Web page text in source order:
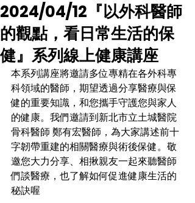
2024/04/12『以外科醫師
的觀點，看日常生活的保
健』系列線上健康講座
本系列講座將邀請多位專精在各外科專
科領域的醫師，期望透過分享醫療與保
健的重要知識，和您攜手守護您與家人
的健康。我們邀請到新北市立土城醫院
骨科醫師 鄭有宏醫師，為大家講述前十
字韌帶重建的相關醫療與術後保健。敬
邀您大力分享、相揪親友一起來聽醫師
們談醫療，也了解如何促進健康生活的
秘訣喔